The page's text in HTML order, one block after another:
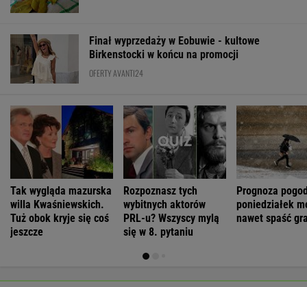
Finał wyprzedaży w Eobuwie - kultowe
Birkenstocki w końcu na promocji
OFERTY AVANTI24
Tak wygląda mazurska
willa Kwaśniewskich.
Tuż obok kryje się coś
jeszcze
Rozpoznasz tych
wybitnych aktorów
PRL-u? Wszyscy mylą
się w 8. pytaniu
Prognoza
poniedziałek
nawet spaść